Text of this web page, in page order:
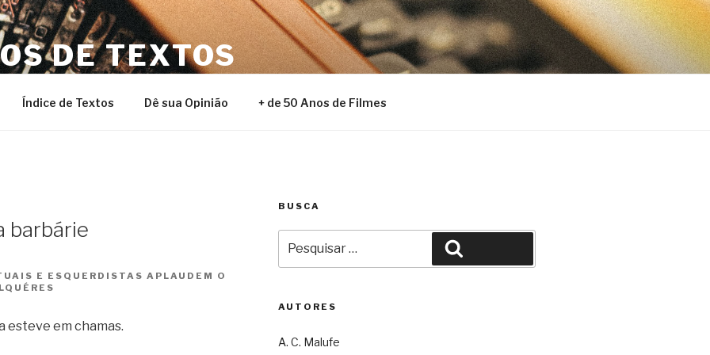
DE TEXTOS
Índice de Textos Dê sua Opinião + de 50 Anos de Filmes
barbárie
E ESQUERDISTAS APLAUDEM O
esteve em chamas.
BUSCA
por:
AUTORES
A. C. Malufe